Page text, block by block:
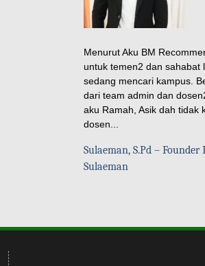
Menurut Aku BM
untuk temen2 dan sahabat
sedang mencari kampus.
dari team admin dan
aku Ramah, Asik dah tidak
dosen...
Sulaeman, S.Pd – Founder
Sulaeman